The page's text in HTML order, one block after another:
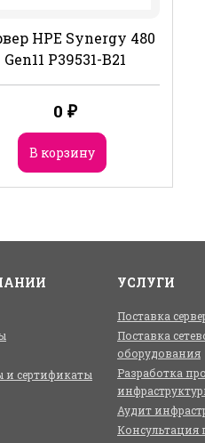
HPE Synergy 480
Gen11 P39531-B21
0 ₽
В корзину
сертификаты
УСЛУГИ
Поставка
Поставка
оборудования
Разработка
Аудит
Консультация